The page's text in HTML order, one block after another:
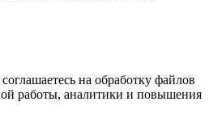
на обработку файлов
работы, аналитики и повышения